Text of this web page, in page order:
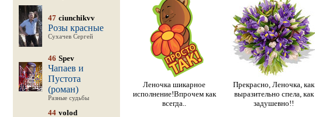
47 ciunchikvv
Розы красные
Сухачев Сергей
46 Spev
Чапаев и
Пустота
(роман)
Разные судьбы
44 volod
Леночка шикарное
исполнение!Впрочем как
всегда..
Прекрасно, Леночка, как
выразительно спела, как
задушевно!!